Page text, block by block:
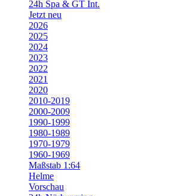
24h Spa & GT Int.
Jetzt neu
2026
2025
2024
2023
2022
2021
2020
2010-2019
2000-2009
1990-1999
1980-1989
1970-1979
1960-1969
Maßstab 1:64
Helme
Vorschau